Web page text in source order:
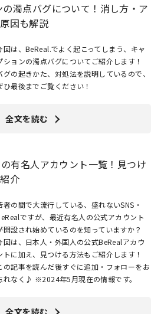
濁点バグについて！消し方・ア
因も解説
回は、BeReal.でよく起こってしまう、キャ
ションの濁点バグについてご紹介します！
グの起きかた、対処法を説明しているので、
ひ最後までご覧ください！
全文を読む
有名人アカウント一覧！見つけ
介
者の間で大流行している、盛れないSNS・
ですが、最近有名人の公式アカウント
開設され始めているのを知っていますか？
回は、日本人・外国人の公式BeRealアカウ
トに加え、見つける方法もご紹介します！
の記事を読んだ後すぐに追加・フォローをお
れなく♪ ※2024年5月現在の情報です。
全文を読む